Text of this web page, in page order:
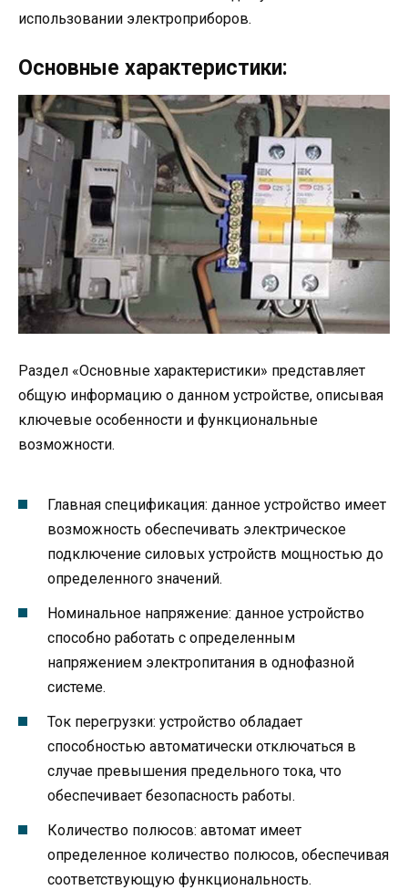
использовании электроприборов.
Основные характеристики:
Раздел «Основные характеристики» представляет
общую информацию о данном устройстве, описывая
ключевые особенности и функциональные
возможности.
Главная спецификация: данное устройство имеет
возможность обеспечивать электрическое
подключение силовых устройств мощностью до
определенного значений.
Номинальное напряжение: данное устройство
способно работать с определенным
напряжением электропитания в однофазной
системе.
Ток перегрузки: устройство обладает
способностью автоматически отключаться в
случае превышения предельного тока, что
обеспечивает безопасность работы.
Количество полюсов: автомат имеет
определенное количество полюсов, обеспечивая
соответствующую функциональность.